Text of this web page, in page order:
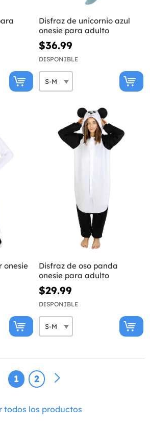
Disfraz de unicornio azul
onesie para adulto
$36.99
DISPONIBLE
onesie
Disfraz de oso panda
onesie para adulto
$29.99
DISPONIBLE
1 2
todos los productos